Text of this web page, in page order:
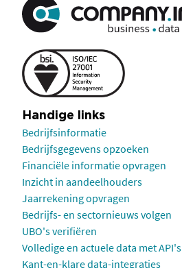
Handige links
Bedrijfsinformatie
Bedrijfsgegevens opzoeken
Financiële informatie opvragen
Inzicht in aandeelhouders
Jaarrekening opvragen
Bedrijfs- en sectornieuws volgen
UBO's verifiëren
Volledige en actuele data met API's
Kant-en-klare data-integraties